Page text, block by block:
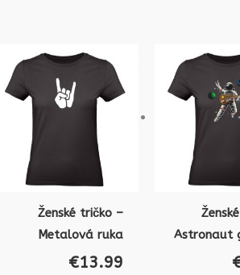
Ženské tričko –
Metalová ruka
€13.99
Astronaut